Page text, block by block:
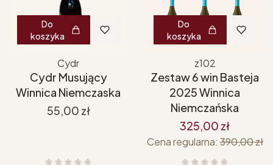
Do
koszyka
Cydr
Cydr Musujący
Winnica Niemczaska
Cena
55,00 zł
Do
koszyka
z102
Zestaw 6 win Basteja
2025 Winnica
Niemczańska
325,00 zł
Cena regularna: 390,00 zł